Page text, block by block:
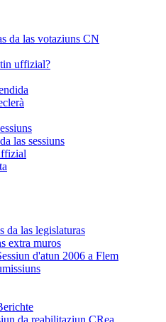
da las votaziuns CN
uffizial?
las sessiuns
da las legislaturas
extra muros
d'atun 2006 a Flem